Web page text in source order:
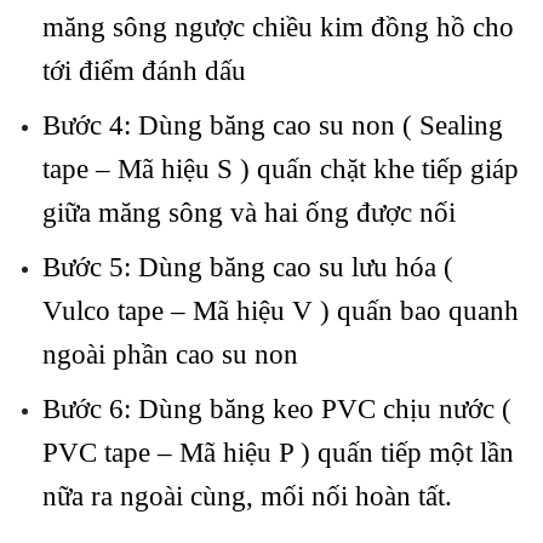
măng sông ngược chiều kim đồng hồ cho
tới điểm đánh dấu
Bước 4: Dùng băng cao su non ( Sealing
tape – Mã hiệu S ) quấn chặt khe tiếp giáp
giữa măng sông và hai ống được nối
Bước 5: Dùng băng cao su lưu hóa (
Vulco tape – Mã hiệu V ) quấn bao quanh
ngoài phần cao su non
Bước 6: Dùng băng keo PVC chịu nước (
PVC tape – Mã hiệu P ) quấn tiếp một lần
nữa ra ngoài cùng, mối nối hoàn tất.